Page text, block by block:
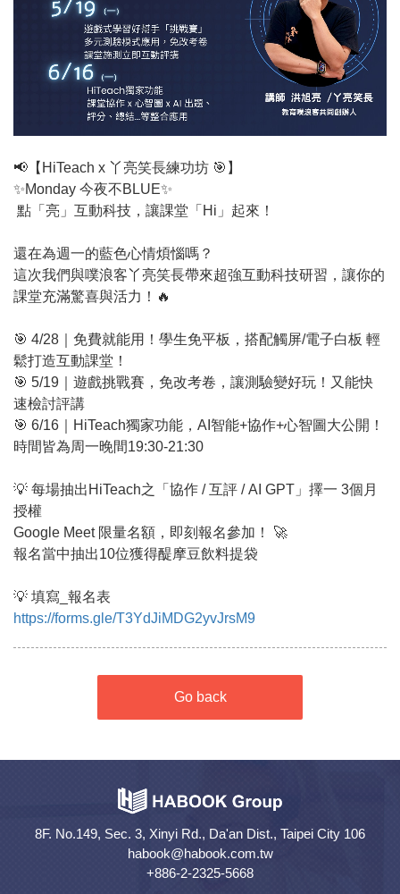
📢【HiTeach x 丫亮笑長練功坊 🎯】
✨Monday 今夜不BLUE✨
點「亮」互動科技，讓課堂「Hi」起來！
還在為週一的藍色心情煩惱嗎？
這次我們與噗浪客丫亮笑長帶來超強互動科技研習，讓你的
課堂充滿驚喜與活力！🔥
🎯 4/28｜免費就能用！學生免平板，搭配觸屏/電子白板 輕
鬆打造互動課堂！
🎯 5/19｜遊戲挑戰賽，免改考卷，讓測驗變好玩！又能快
速檢討評講
🎯 6/16｜HiTeach獨家功能，AI智能+協作+心智圖大公開！
時間皆為周一晚間19:30-21:30
💡 每場抽出HiTeach之「協作 / 互評 / AI GPT」擇一 3個月
授權
Google Meet 限量名額，即刻報名參加！ 🚀
報名當中抽出10位獲得醍摩豆飲料提袋
💡 填寫_報名表
https://forms.gle/T3YdJiMDG2yvJrsM9
Go back
8F. No.149, Sec. 3, Xinyi Rd., Da'an Dist., Taipei City 106
habook@habook.com.tw
+886-2-2325-5668